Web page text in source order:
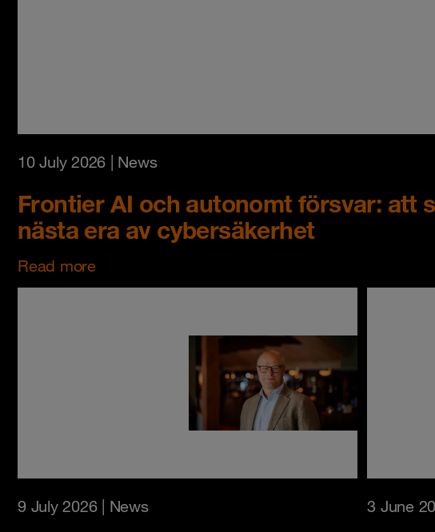
10 July 2026 | News
Frontier AI och autonomt försvar: att
nästa era av cybersäkerhet
Read more
9 July 2026| News 3 June